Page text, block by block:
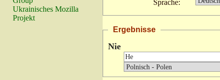
Ukrainisches Mozilla
Projekt
Sprache:
Ergebnisse
Nie